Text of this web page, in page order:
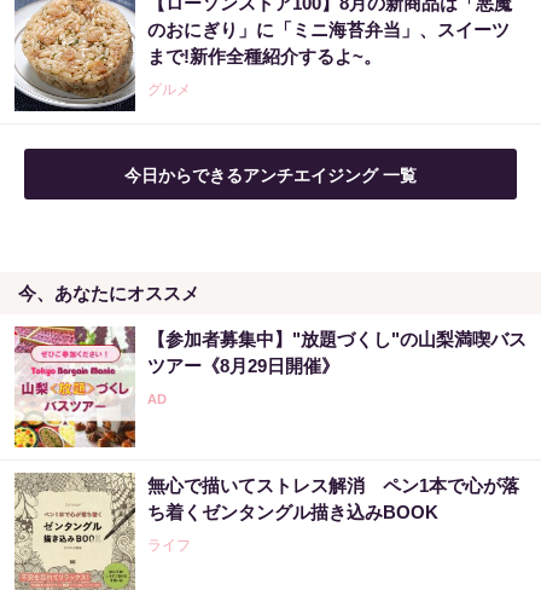
のおにぎり」に「ミニ海苔弁当」、スイーツ
まで!新作全種紹介するよ~。
グルメ
今日からできるアンチエイジング 一覧
今、あなたにオススメ
【参加者募集中】"放題づくし"の山梨満喫バス
ツアー《8月29日開催》
無心で描いてストレス解消 ペン1本で心が落
ち着くゼンタングル描き込みBOOK
ライフ